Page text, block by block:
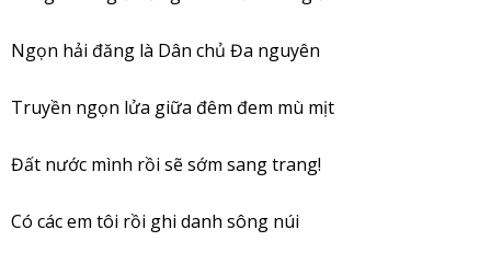
Ngọn hải đăng là Dân chủ Đa nguyên
Truyền ngọn lửa giữa đêm đem mù mịt
Đất nước mình rồi sẽ sớm sang trang!
Có các em tôi rồi ghi danh sông núi